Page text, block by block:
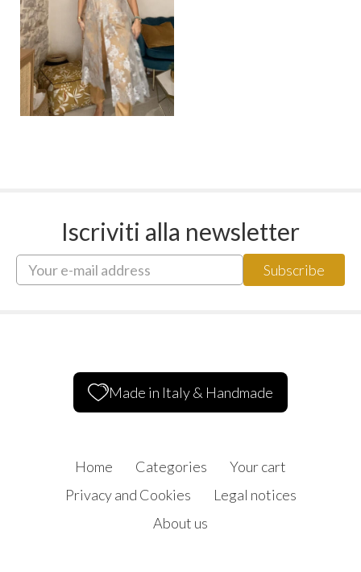
Iscriviti alla newsletter
Made in Italy & Handmade
Home Categories
Your cart
Privacy and Cookies
Legal notices
About us